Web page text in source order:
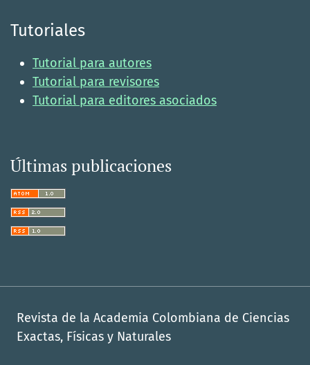
Tutoriales
Tutorial para autores
Tutorial para revisores
Tutorial para editores asociados
Últimas publicaciones
Revista de la Academia Colombiana de Ciencias
Exactas, Físicas y Naturales